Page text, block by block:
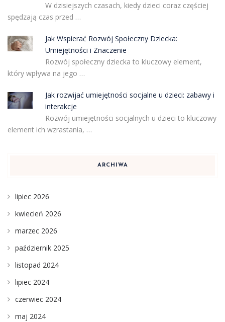
W dzisiejszych czasach, kiedy dzieci coraz częściej
spędzają czas przed …
Jak Wspierać Rozwój Społeczny Dziecka:
Umiejętności i Znaczenie
Rozwój społeczny dziecka to kluczowy element,
który wpływa na jego …
Jak rozwijać umiejętności socjalne u dzieci: zabawy i
interakcje
Rozwój umiejętności socjalnych u dzieci to kluczowy
element ich wzrastania, …
ARCHIWA
lipiec 2026
kwiecień 2026
marzec 2026
październik 2025
listopad 2024
lipiec 2024
czerwiec 2024
maj 2024